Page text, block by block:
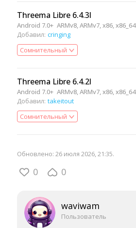
Threema Libre 6.4.3l
Android 7.0+ ARMv8, ARMv7, x86, x86_64
Добавил: cringing
Сомнительный
Threema Libre 6.4.2l
Android 7.0+ ARMv8, ARMv7, x86, x86_64
Добавил: takeitout
Сомнительный
Обновлено: 26 июля 2026, 21:35.
0 0
waviwam
Пользователь